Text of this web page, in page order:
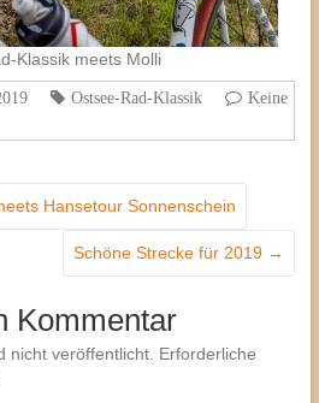
Klassik meets Molli
Ostsee-Rad-Klassik
Keine
Hansetour Sonnenschein
Schöne Strecke für 2019 →
Kommentar
nicht veröffentlicht. Erforderliche